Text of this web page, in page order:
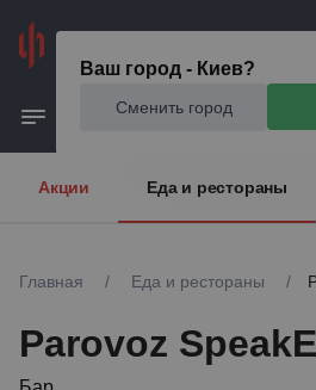
Ваш город - Киев?
Сменить город
Акции Еда и рестораны
Главная / Еда и рестораны /
Parovoz